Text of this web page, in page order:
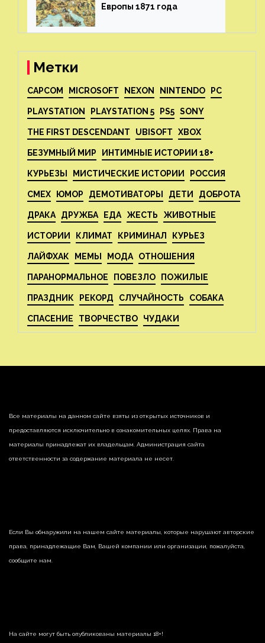
Европы 1871 года⁠⁠
Метки
CAPCOM MICROSOFT NEXON NINTENDO PC
PLAYSTATION PLAYSTATION 5 PS5 SONY
THE FIRST DESCENDANT UBISOFT XBOX
БЕЗУМНЫЙ МИР ИНТИМНЫЕ ИСТОРИИ 18+
КУРЬЕЗЫ МИСТИЧЕСКИЕ ИСТОРИИ РОССИЯ
СМЕХ ЮМОР ДЕМОТИВАТОРЫ ДЕТИ ДОБРОТА
ДРАКА ДРУЖБА ЕДА ЖЕСТЬ ЖИВОТНЫЕ
ИСТОРИИ КЛИМАТ КРИМИНАЛ КУРЬЕЗ
ЛАЙФХАК МЕМЫ МОДА ОТНОШЕНИЯ
ПАРАНОРМАЛЬНОЕ ПОВЕЗЛО ПОЖИЛЫЕ
ПРАЗДНИК РЕКОРД СЛУЧАЙНОСТЬ СОБАКА
СПАСЕНИЕ ТВОРЧЕСТВО ЧУДАКИ
Все материалы на данном сайте взяты из открытых источников и
предоставляются исключительно в ознакомительных целях. Права на
материалы принадлежат их владельцам. Администрация сайта
ответственности за содержание материала не несет.
Если Вы обнаружили на нашем сайте материалы, которые нарушают авторские
права, принадлежащие Вам, Вашей компании или организации, пожалуйста,
сообщите нам.
На сайте могут быть опубликованы материалы 18+!